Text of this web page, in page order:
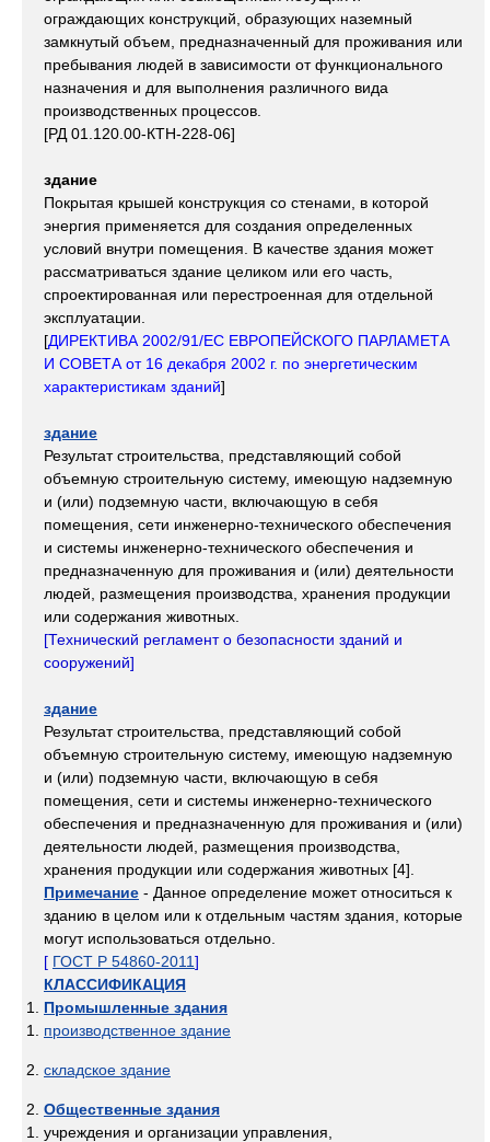
ограждающих конструкций, образующих наземный
замкнутый объем, предназначенный для проживания или
пребывания людей в зависимости от функционального
назначения и для выполнения различного вида
производственных процессов.
[РД 01.120.00-КТН-228-06]
здание
Покрытая крышей конструкция со стенами, в которой
энергия применяется для создания определенных
условий внутри помещения. В качестве здания может
рассматриваться здание целиком или его часть,
спроектированная или перестроенная для отдельной
эксплуатации.
[ДИРЕКТИВА 2002/91/ЕС ЕВРОПЕЙСКОГО ПАРЛАМЕТА
И СОВЕТА от 16 декабря 2002 г. по энергетическим
характеристикам зданий]
здание
Результат строительства, представляющий собой
объемную строительную систему, имеющую надземную
и (или) подземную части, включающую в себя
помещения, сети инженерно-технического обеспечения
и системы инженерно-технического обеспечения и
предназначенную для проживания и (или) деятельности
людей, размещения производства, хранения продукции
или содержания животных.
[Технический регламент о безопасности зданий и
сооружений]
здание
Результат строительства, представляющий собой
объемную строительную систему, имеющую надземную
и (или) подземную части, включающую в себя
помещения, сети и системы инженерно-технического
обеспечения и предназначенную для проживания и (или)
деятельности людей, размещения производства,
хранения продукции или содержания животных [4].
Примечание - Данное определение может относиться к
зданию в целом или к отдельным частям здания, которые
могут использоваться отдельно.
[ ГОСТ Р 54860-2011]
КЛАССИФИКАЦИЯ
Промышленные здания
производственное здание
складское здание
Общественные здания
учреждения и организации управления,